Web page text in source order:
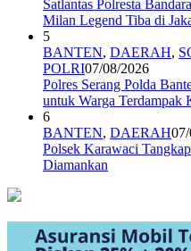
Satlantas Polresta
Milan Legend Tiba di
5
BANTEN, DAERAH,
POLRI07/08/2026
Polres Serang Polda
untuk Warga
6
BANTEN, DAERAH
Polsek Karawaci
Diamankan